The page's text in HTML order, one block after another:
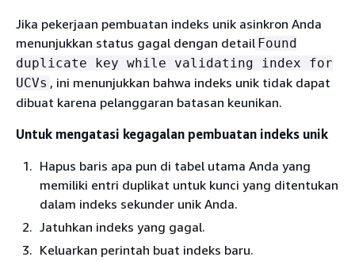
Jika pekerjaan pembuatan indeks unik asinkron Anda
menunjukkan status gagal dengan detail Found
duplicate key while validating index for
UCVs , ini menunjukkan bahwa indeks unik tidak dapat
dibuat karena pelanggaran batasan keunikan.
Untuk mengatasi kegagalan pembuatan indeks unik
Hapus baris apa pun di tabel utama Anda yang
memiliki entri duplikat untuk kunci yang ditentukan
dalam indeks sekunder unik Anda.
Jatuhkan indeks yang gagal.
Keluarkan perintah buat indeks baru.